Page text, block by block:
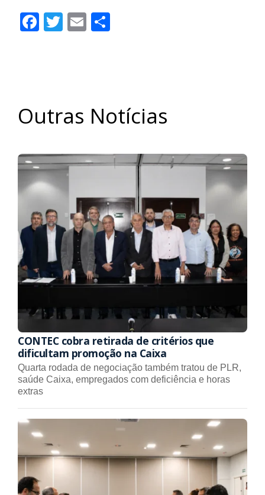
Facebook
Twitter
Email
Outras Notícias
CONTEC cobra retirada de critérios que
dificultam promoção na Caixa
Quarta rodada de negociação também tratou de PLR,
saúde Caixa, empregados com deficiência e horas
extras